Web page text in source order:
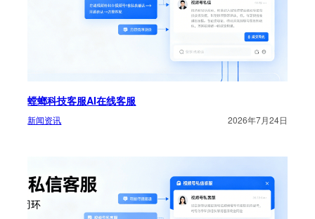
螳螂科技客服AI在线客服
新闻资讯 2026年7月24日